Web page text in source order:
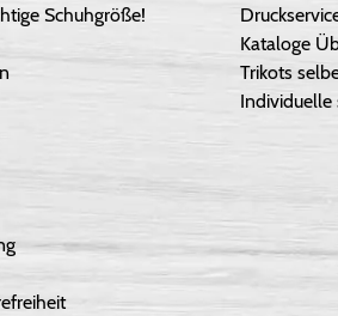
Schuhgröße!
Kataloge
Trikots
Individuelle